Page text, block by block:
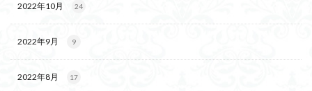
2022年10月 24
2022年9月 9
2022年8月 17